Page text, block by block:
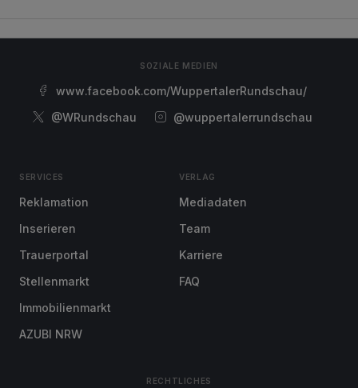
SOZIALE MEDIEN
www.facebook.com/WuppertalerRundschau/
@WRundschau
@wuppertalerrundschau
SERVICES
Reklamation
Inserieren
Trauerportal
Stellenmarkt
Immobilienmarkt
AZUBI NRW
VERLAG
Mediadaten
Team
Karriere
FAQ
RECHTLICHES